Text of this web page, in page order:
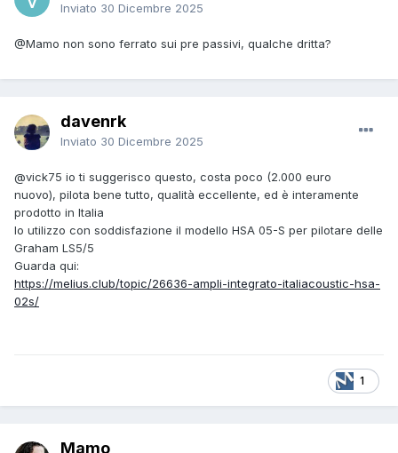
Inviato 30 Dicembre 2025
@Mamo non sono ferrato sui pre passivi, qualche dritta?
davenrk
Inviato 30 Dicembre 2025
@vick75 io ti suggerisco questo, costa poco (2.000 euro
nuovo), pilota bene tutto, qualità eccellente, ed è interamente
prodotto in Italia
Io utilizzo con soddisfazione il modello HSA 05-S per pilotare delle
Graham LS5/5
Guarda qui:
https://melius.club/topic/26636-ampli-integrato-italiacoustic-hsa-
02s/
1
Mamo